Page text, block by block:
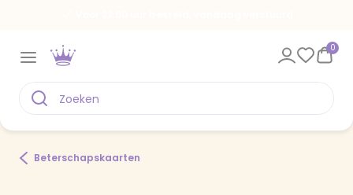
0
Beterschapskaarten